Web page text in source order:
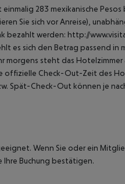
283 mexikanische Pesos
Sie sich vor Anreise),
bezahlt werden: http://
es sich den Betrag passend in
morgens steht das
Check-Out-Zeit des
Spät-Check-Out können je
Wenn Sie oder ein
Ihre Buchung bestätigen.